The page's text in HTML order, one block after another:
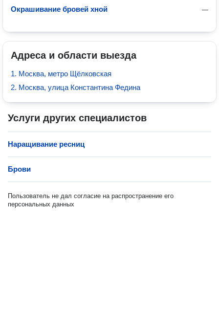
—
Окрашивание бровей хной
Адреса и области выезда
1. Москва, метро Щёлковская
2. Москва, улица Константина Федина
Услуги других специалистов
Наращивание ресниц
Брови
Пользователь не дал согласие на распространение его
персональных данных